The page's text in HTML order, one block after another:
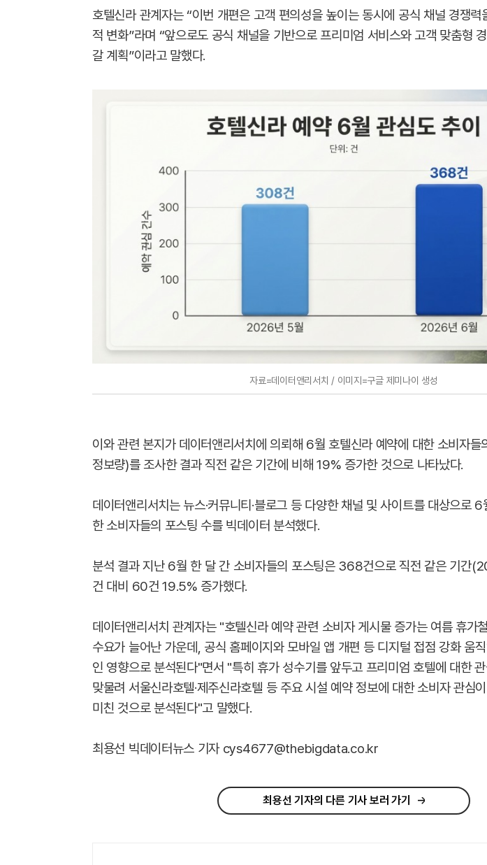
호텔신라 관계자는 “이번 개편은 고객 편의성을 높이는 동시에 공식 채널 경쟁
적 변화”라며 “앞으로도 공식 채널을 기반으로 프리미엄 서비스와 고객 맞춤형
갈 계획”이라고 말했다.
자료=데이터앤리서치 / 이미지=구글 제미나이 생성
이와 관련 본지가 데이터앤리서치에 의뢰해 6월 호텔신라 예약에 대한 소비자들
정보량)를 조사한 결과 직전 같은 기간에 비해 19% 증가한 것으로 나타났다.
데이터앤리서치는 뉴스·커뮤니티·블로그 등 다양한 채널 및 사이트를 대상으로
한 소비자들의 포스팅 수를 빅데이터 분석했다.
분석 결과 지난 6월 한 달 간 소비자들의 포스팅은 368건으로 직전 같은 기
건 대비 60건 19.5% 증가했다.
데이터앤리서치 관계자는 "호텔신라 예약 관련 소비자 게시물 증가는 여름 휴가
수요가 늘어난 가운데, 공식 홈페이지와 모바일 앱 개편 등 디지털 접점 강화 움
인 영향으로 분석된다"면서 "특히 휴가 성수기를 앞두고 프리미엄 호텔에 대한
맞물려 서울신라호텔·제주신라호텔 등 주요 시설 예약 정보에 대한 소비자 관심
미친 것으로 분석된다"고 말했다.
최용선 빅데이터뉴스 기자 cys4677@thebigdata.co.kr
최용선 기자의 다른 기사 보러 가기